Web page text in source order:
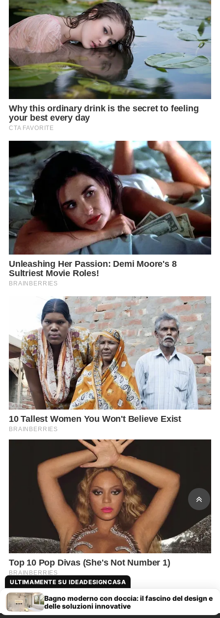
ULTIMAMENTE SU IDEADESIGNCASA
Bagno moderno con doccia: il fascino del design e
delle soluzioni innovative